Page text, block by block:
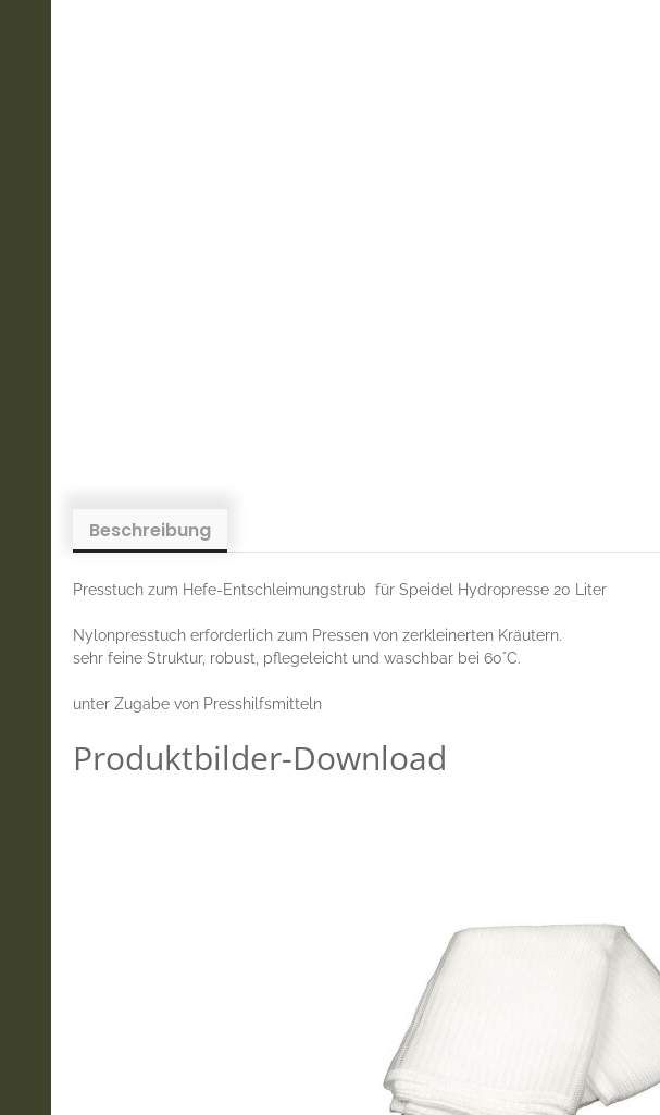
Beschreibung
Presstuch zum Hefe-Entschleimungstrub für Speidel Hydropresse 20 Liter
Nylonpresstuch erforderlich zum Pressen von zerkleinerten Kräutern.
sehr feine Struktur, robust, pflegeleicht und waschbar bei 60°C.
unter Zugabe von Presshilfsmitteln
Produktbilder-Download